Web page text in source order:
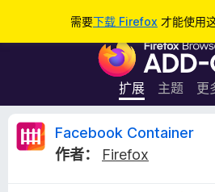
需要下载 Firefox 才能使用
F
r
e
扩展 主题 更
F
Facebook Container
作者：
Firefox